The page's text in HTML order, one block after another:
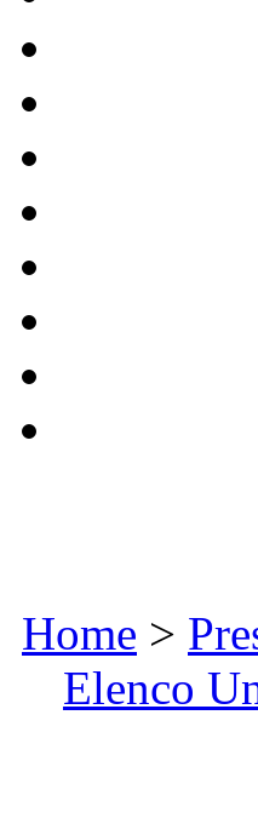
Home >
Elenco